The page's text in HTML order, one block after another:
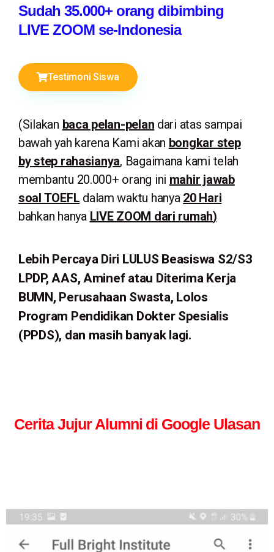
Sudah 35.000+ orang dibimbing
LIVE ZOOM se-Indonesia
Testimoni Siswa
(Silakan baca pelan-pelan dari atas sampai
bawah yah karena Kami akan bongkar step
by step rahasianya, Bagaimana kami telah
membantu 20.000+ orang ini mahir jawab
soal TOEFL dalam waktu hanya 20 Hari
bahkan hanya LIVE ZOOM dari rumah)
Lebih Percaya Diri LULUS Beasiswa S2/S3
LPDP, AAS, Aminef atau Diterima Kerja
BUMN, Perusahaan Swasta, Lolos
Program Pendidikan Dokter Spesialis
(PPDS), dan masih banyak lagi.
Cerita Jujur Alumni di Google Ulasan